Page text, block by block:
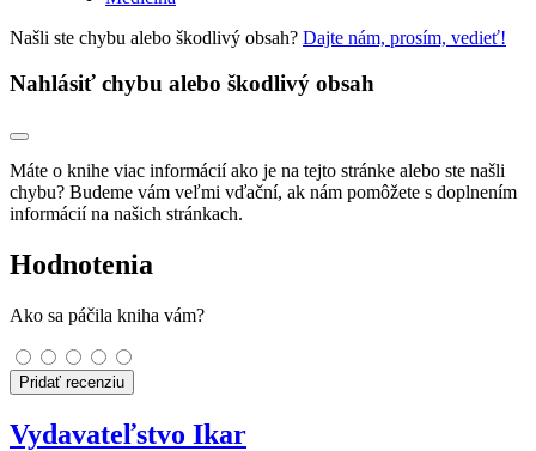
Našli ste chybu alebo škodlivý obsah? Dajte nám, prosím, vedieť!
Nahlásiť chybu alebo škodlivý obsah
Máte o knihe viac informácií ako je na tejto stránke alebo ste našli
chybu? Budeme vám veľmi vďační, ak nám pomôžete s doplnením
informácií na našich stránkach.
Hodnotenia
Ako sa páčila kniha vám?
Pridať recenziu
Vydavateľstvo Ikar